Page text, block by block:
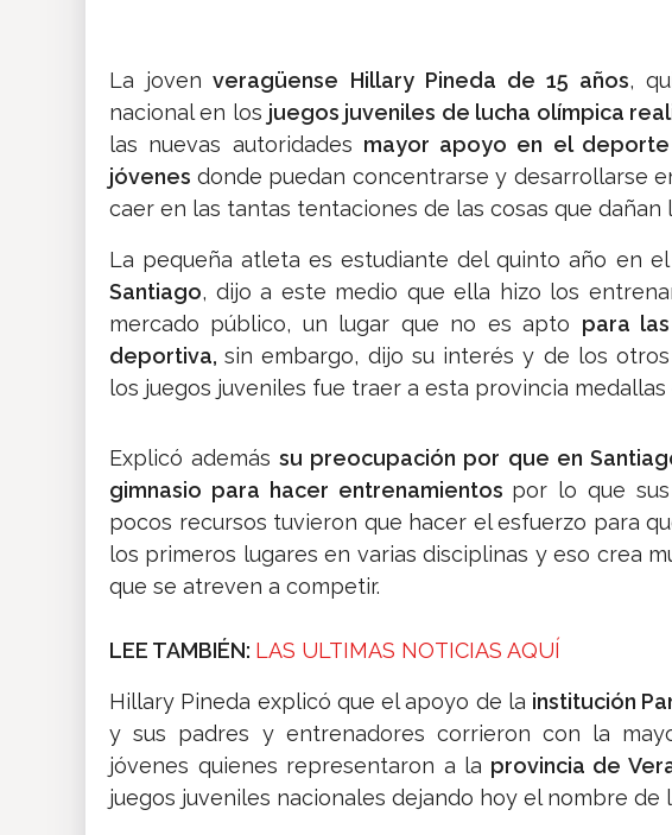
La joven veragüense Hillary Pineda de 15 años,
nacional en los juegos juveniles de lucha olímpica
las nuevas autoridades mayor apoyo en el
jóvenes donde puedan concentrarse y desarrollarse
caer en las tantas tentaciones de las cosas que dañan
La pequeña atleta es estudiante del quinto año en el
Santiago, dijo a este medio que ella hizo los
mercado público, un lugar que no es apto para
deportiva,sin embargo, dijo su interés y de los
los juegos juveniles fue traer a esta provincia
Explicó además su preocupación por que en
gimnasio para hacer entrenamientos por lo que
pocos recursos tuvieron que hacer el esfuerzo para
los primeros lugares en varias disciplinas y eso crea
que se atreven a competir.
LEE TAMBIÉN: LAS ULTIMAS NOTICIAS AQUÍ
Hillary Pineda explicó que el apoyo de la institución
y sus padres y entrenadores corrieron con la
jóvenes quienes representaron a la provincia de
juegos juveniles nacionales dejando hoy el nombre de